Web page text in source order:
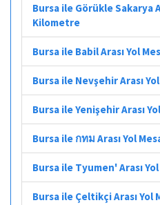
Bursa ile Görükle Sakarya
Kilometre
Bursa ile Babil Arası Yol
Bursa ile Nevşehir Arası
Bursa ile Yenişehir Arası
Bursa ile กทม Arası Yol
Bursa ile Tyumen' Arası
Bursa ile Çeltikçi Arası